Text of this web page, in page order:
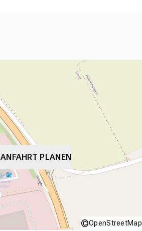
ANFAHRT PLANEN
©OpenStreetMap